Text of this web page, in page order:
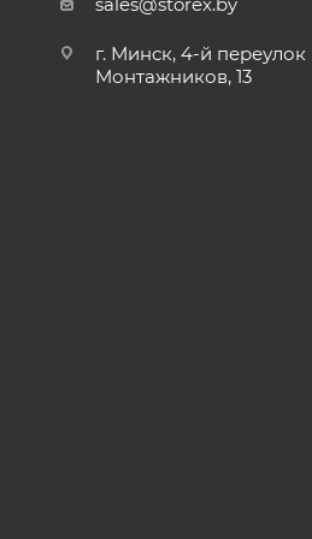
г. Минск, 4-й переулок
Монтажников, 13